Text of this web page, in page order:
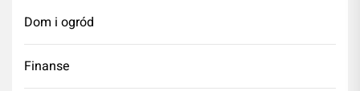
Dom i ogród
Finanse